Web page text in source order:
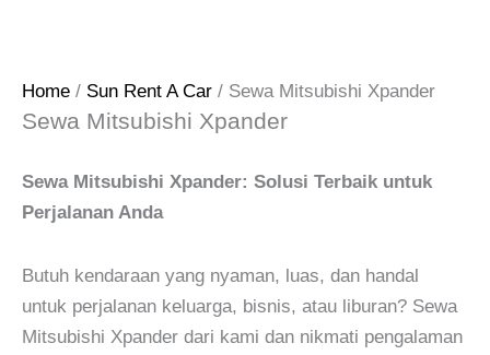
Home / Sun Rent A Car / Sewa Mitsubishi Xpander
Sewa Mitsubishi Xpander
Sewa Mitsubishi Xpander: Solusi Terbaik untuk
Perjalanan Anda
Butuh kendaraan yang nyaman, luas, dan handal
untuk perjalanan keluarga, bisnis, atau liburan? Sewa
Mitsubishi Xpander dari kami dan nikmati pengalaman